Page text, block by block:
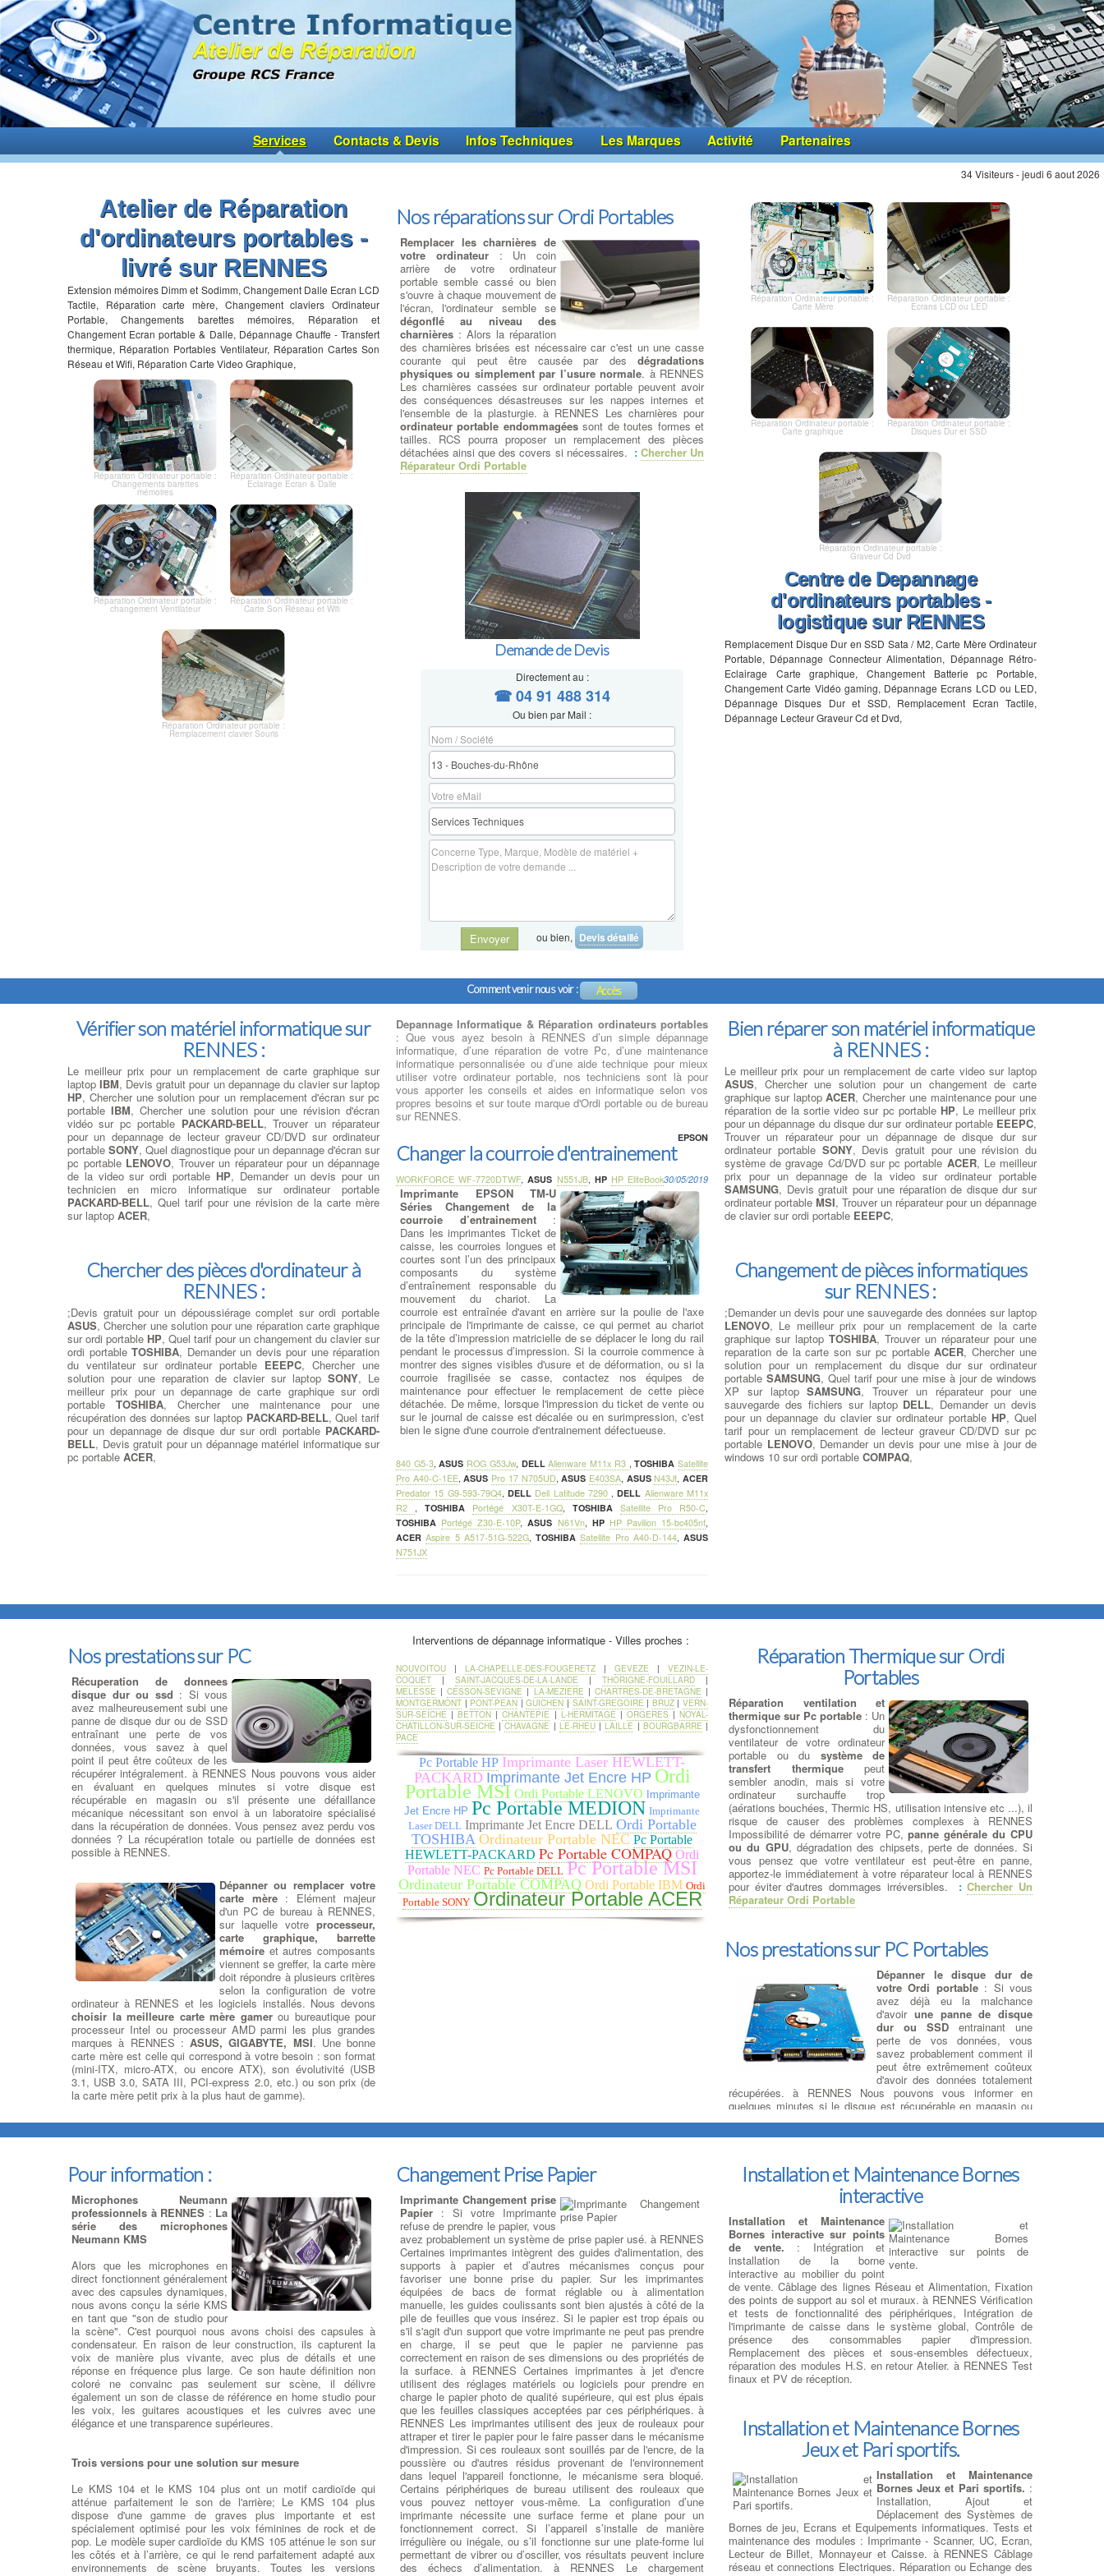
Services Contacts & Devis Infos Techniques Les Marques Activité Partenaires
34 Visiteurs - jeudi 6 aout 2026
Atelier de Réparation
d'ordinateurs portables -
livré sur RENNES
Extension mémoires Dimm et Sodimm, Changement Dalle Ecran LCD
Tactile, Réparation carte mère, Changement claviers Ordinateur
Portable, Changements barettes mémoires, Réparation et
Changement Ecran portable & Dalle, Dépannage Chauffe - Transfert
thermique, Réparation Portables Ventilateur, Réparation Cartes Son
Réseau et Wifi, Réparation Carte Video Graphique,
Réparation Ordinateur portable :
Changements barettes
mémoires
Réparation Ordinateur portable :
Eclairage Ecran & Dalle
Réparation Ordinateur portable :
changement Ventilateur
Réparation Ordinateur portable :
Carte Son Réseau et Wifi
Réparation Ordinateur portable :
Remplacement clavier Souris
Nos réparations sur Ordi Portables
Remplacer les charnières de
votre ordinateur: Un coin
arrière de votre ordinateur
portable semble cassé ou bien
s'ouvre à chaque mouvement de
l'écran, l'ordinateur semble se
dégonflé au niveau des
charnières : Alors la réparation
des charnières brisées est nécessaire car c'est un une casse
courante qui peut être causée par des dégradations
physiques ou simplement par l’usure normale. à RENNES
Les charnières cassées sur ordinateur portable peuvent avoir
des conséquences désastreuses sur les nappes internes et
l'ensemble de la plasturgie. à RENNES Les charnières pour
ordinateur portable endommagéessont de toutes formes et
tailles. RCS pourra proposer un remplacement des pièces
détachées ainsi que des covers si nécessaires. : Chercher Un
Réparateur Ordi Portable
Demande de Devis
Directement au :
☎ 04 91 488 314
Ou bien par Mail :
Envoyer ou bien, Devis détaillé
Réparation Ordinateur portable :
Carte Mère
Réparation Ordinateur portable :
Ecrans LCD ou LED
Réparation Ordinateur portable :
Carte graphique
Réparation Ordinateur portable :
Disques Dur et SSD
Réparation Ordinateur portable :
Graveur Cd Dvd
Centre de Depannage
d'ordinateurs portables -
logistique sur RENNES
Remplacement Disque Dur en SSD Sata / M2, Carte Mère Ordinateur
Portable, Dépannage Connecteur Alimentation, Dépannage Rétro-
Eclairage Carte graphique, Changement Batterie pc Portable,
Changement Carte Vidéo gaming, Dépannage Ecrans LCD ou LED,
Dépannage Disques Dur et SSD, Remplacement Ecran Tactile,
Dépannage Lecteur Graveur Cd et Dvd,
Comment venir nous voir : Accès
Vérifier son matériel informatique sur
RENNES :
Le meilleur prix pour un remplacement de carte graphique sur
laptopIBM, Devis gratuit pour un depannage du clavier sur laptop
HP, Chercher une solution pour un remplacement d'écran sur pc
portable IBM, Chercher une solution pour une révision d'écran
vidéo sur pc portable PACKARD-BELL, Trouver un réparateur
pour un depannage de lecteur graveur CD/DVD sur ordinateur
portable SONY, Quel diagnostique pour un depannage d'écran sur
pc portable LENOVO, Trouver un réparateur pour un dépannage
de la video sur ordi portable HP, Demander un devis pour un
technicien en micro informatique sur ordinateur portable
PACKARD-BELL, Quel tarif pour une révision de la carte mère
sur laptop ACER,
Chercher des pièces d'ordinateur à
RENNES :
;Devis gratuit pour un dépoussiérage complet sur ordi portable
ASUS, Chercher une solution pour une réparation carte graphique
sur ordi portable HP, Quel tarif pour un changement du clavier sur
ordi portable TOSHIBA, Demander un devis pour une réparation
du ventilateur sur ordinateur portable EEEPC, Chercher une
solution pour une reparation de clavier sur laptop SONY, Le
meilleur prix pour un depannage de carte graphique sur ordi
portableTOSHIBA, Chercher une maintenance pour une
récupération des données sur laptop PACKARD-BELL, Quel tarif
pour un depannage de disque dur sur ordi portable PACKARD-
BELL, Devis gratuit pour un dépannage matériel informatique sur
pc portable ACER,
Depannage Informatique & Réparation ordinateurs portables
: Que vous ayez besoin à RENNES d’un simple dépannage
informatique, d’une réparation de votre Pc, d’une maintenance
informatique personnalisée ou d’une aide technique pour mieux
utiliser votre ordinateur portable, nos techniciens sont là pour
vous apporter les conseils et aides en informatique selon vos
propres besoins et sur toute marque d'Ordi portable ou de bureau
sur RENNES.
Changer la courroie d'entrainement
30/05/2019
Imprimante EPSON TM-U
Séries Changement de la
courroie d’entrainement:
Dans les imprimantes Ticket de
caisse, les courroies longues et
courtes sont l’un des principaux
composants du système
d’entraînement responsable du
mouvement du chariot. La
courroie est entraînée d'avant en arrière sur la poulie de l'axe
principale de l'imprimante de caisse, ce qui permet au chariot
de la tête d’impression matricielle de se déplacer le long du rail
pendant le processus d’impression. Si la courroie commence à
montrer des signes visibles d'usure et de déformation, ou si la
courroie fragilisée se casse, contactez nos équipes de
maintenance pour effectuer le remplacement de cette pièce
détachée. De même, lorsque l'impression du ticket de vente ou
sur le journal de caisse est décalée ou en surimpression, c'est
bien le signe d'une courroie d'entrainement défectueuse.
EPSON
WORKFORCE WF-7720DTWF,ASUS N551JB, HP HP EliteBook
840 G5-3,ASUS ROG G53Jw, DELL Alienware M11x R3 ,TOSHIBA Satellite
Pro A40-C-1EE,ASUS Pro 17 N705UD,ASUS E403SA, ASUS N43Jf,ACER
Predator 15 G9-593-79Q4, DELL Dell Latitude 7290 ,DELL Alienware M11x
R2 ,TOSHIBA Portégé X30T-E-1GQ, TOSHIBA Satellite Pro R50-C,
TOSHIBA Portégé Z30-E-10P,ASUS N61Vn, HP HP Pavilion 15-bc405nf,
ACER Aspire 5 A517-51G-522G, TOSHIBA Satellite Pro A40-D-144, ASUS
N751JX
Bien réparer son matériel informatique
à RENNES :
Le meilleur prix pour un remplacement de carte video sur laptop
ASUS, Chercher une solution pour un changement de carte
graphique sur laptopACER, Chercher une maintenance pour une
réparation de la sortie video sur pc portable HP, Le meilleur prix
pour un dépannage du disque dur sur ordinateur portable EEEPC,
Trouver un réparateur pour un dépannage de disque dur sur
ordinateur portable SONY, Devis gratuit pour une révision du
système de gravage Cd/DVD sur pc portable ACER, Le meilleur
prix pour un depannage de la video sur ordinateur portable
SAMSUNG, Devis gratuit pour une réparation de disque dur sur
ordinateur portable MSI, Trouver un réparateur pour un dépannage
de clavier sur ordi portable EEEPC,
Changement de pièces informatiques
sur RENNES :
;Demander un devis pour une sauvegarde des données sur laptop
LENOVO, Le meilleur prix pour un remplacement de la carte
graphique sur laptop TOSHIBA, Trouver un réparateur pour une
reparation de la carte son sur pc portableACER, Chercher une
solution pour un remplacement du disque dur sur ordinateur
portable SAMSUNG, Quel tarif pour une mise à jour de windows
XP sur laptopSAMSUNG, Trouver un réparateur pour une
sauvegarde des fichiers sur laptop DELL, Demander un devis
pour un depannage du clavier sur ordinateur portable HP, Quel
tarif pour un remplacement de lecteur graveur CD/DVD sur pc
portable LENOVO, Demander un devis pour une mise à jour de
windows 10 sur ordi portable COMPAQ,
Nos prestations sur PC
Récuperation de donnees
disque dur ou ssd : Si vous
avez malheureusement subi une
panne de disque dur ou de SSD
entraînant une perte de vos
données, vous savez à quel
point il peut être coûteux de les
récupérer intégralement. à RENNES Nous pouvons vous aider
en évaluant en quelques minutes si votre disque est
récupérable en magasin ou s'il présente une défaillance
mécanique nécessitant son envoi à un laboratoire spécialisé
dans la récupération de données. Vous pensez avez perdu vos
données ? La récupération totale ou partielle de données est
possible à RENNES.
Dépanner ou remplacer votre
carte mère: Elément majeur
d'un PC de bureau à RENNES,
sur laquelle votre processeur,
carte graphique, barrette
mémoire et autres composants
viennent se greffer, la carte mère
doit répondre à plusieurs critères
selon la configuration de votre
ordinateur à RENNES et les logiciels installés. Nous devons
choisir la meilleure carte mère gamerou bureautique pour
processeur Intel ou processeur AMD parmi les plus grandes
marques à RENNES : ASUS, GIGABYTE, MSI. Une bonne
carte mère est celle qui correspond à votre besoin : son format
(mini-ITX, micro-ATX, ou encore ATX), son évolutivité (USB
3.1, USB 3.0, SATA III, PCI-express 2.0, etc.) ou son prix (de
la carte mère petit prix à la plus haut de gamme).
Ajouter ou Remplacer un
lecteur - Graveur cd dvd:
DC/DVD: Pour la lecture et la
gravure de tous vos médias
Cdrom ou DVD, nous avons
sélectionné pour vous le meilleur
des lecteurs et graveurs
CD/DVD et Blu-ray. à RENNES Que vous recherchiez un
lecteur-graveur Optique interne ou externe, nous remplaçons
votre lecteur HS par un lecteur/Graveur des plus grandes
marques : LG, Samsung, Asus, Lite-On et Pioneer … à
RENNES CD-ROM, DVD-ROM et les lecteurs Blu-ray sont
disponibles dans les types de lecteurs réinscriptibles. RW ont
toutes les fonctionnalités de leurs homologues en lecture seule,
mais peut aussi écrire des données sur le disque. Écrire des
vitesses sont généralement plus lent que vitesses de lecture
pour maintenir la stabilité .
Remplacer un ventilateur pour
CPU Ventirad :Changement
Ventilation et Thermique:
Souvent, un ventilateur
ou des vibrations en vitesse de
avertissement et un ventilateur s'arrête silencieusement. Si l'un
des ventilateurs s'est arrêté, vérifiez qu'il est connecté. à
RENNES Si le ventilateur est connecté et ne tourne toujours
pas, il doit être remplacé. Le ventilateur d'évacuation est monté
à l'arrière du boîtier pour évacuer l'air chaud. Les ventilateurs
d'extraction peuvent également être montés sur le dessus du
boîtier, tandis que les ventilateurs d'admission sont
Interventions de dépannage informatique - Villes proches :
NOUVOITOU | LA-CHAPELLE-DES-FOUGERETZ | GEVEZE | VEZIN-LE-
COQUET | SAINT-JACQUES-DE-LA-LANDE | THORIGNE-FOUILLARD |
MELESSE |CESSON-SEVIGNE | LA-MEZIERE | CHARTRES-DE-BRETAGNE |
MONTGERMONT | PONT-PEAN |GUICHEN | SAINT-GREGOIRE | BRUZ|VERN-
SUR-SEICHE |BETTON |CHANTEPIE | L-HERMITAGE | ORGERES |NOYAL-
CHATILLON-SUR-SEICHE |CHAVAGNE | LE-RHEU|LAILLE | BOURGBARRE |
PACE
Pc Portable HP Imprimante Laser HEWLETT-
PACKARD Imprimante Jet Encre HP Ordi
Portable MSI Ordi Portable LENOVO
Imprimante
Jet Encre HP Pc Portable MEDION Imprimante
Laser DELL Imprimante Jet Encre DELL Ordi Portable
TOSHIBA Ordinateur Portable NEC Pc Portable
HEWLETT-PACKARD Pc Portable COMPAQ Ordi
Portable NEC Pc Portable DELL Pc Portable MSI
Ordinateur Portable COMPAQ Ordi Portable IBM Ordi
Portable SONY Ordinateur Portable ACER
Réparation Thermique sur Ordi
Portables
Réparation ventilation et
thermique sur Pc portable : Un
dysfonctionnement du
ventilateur de votre ordinateur
portable ou du système de
transfert thermiquepeut
sembler anodin, mais si votre
ordinateur surchauffe trop
(aérations bouchées, Thermic HS, utilisation intensive etc ...), il
risque de causer des problèmes complexes à RENNES
Impossibilité de démarrer votre PC,panne générale du CPU
ou du GPU, dégradation des chipsets, perte de données. Si
vous pensez que votre ventilateur est peut-être en panne,
apportez-le immédiatement à votre réparateur local à RENNES
pour éviter d'autres dommages irréversibles. :Chercher Un
Réparateur Ordi Portable
Nos prestations sur PC Portables
Dépanner le disque dur de
votre Ordi portable: Si vous
avez déjà eu la malchance
d'avoir une panne de disque
dur ou SSD entrainant une
perte de vos données, vous
savez probablement comment il
peut être extrêmement coûteux
d'avoir des données totalement
récupérées. à RENNES Nous pouvons vous informer en
quelques minutes si le disque est récupérable en magasin ou
s'il estdéfectueux mécaniquementet doit être envoyé au
Changement de disque dur sur PC
Portables
Dépanner et changer le SSD
de votre ordinateur:
Remplacement de Disque Dur et
SSD : Nous offrons un service
de remplacement de disque dur
et SSD de qualité, mettant
l'accent sur la performance et la
fiabilité de votre ordinateur. à
RENNES Notre équipe expérimentée assure un remplacement
professionnel en optant uniquement pour des marques
renommées offrant des capacités équivalentes ou supérieures à
par SSD SATA ou M.2 , à RENNES Si vous cherchez à
améliorer considérablement les performances de votre
ordinateur, nous pouvons remplacer votre ancien disque dur
HDD par un SSD SATA ou M.2, en fonction de la compatibilité
avec votre carte mère. Les SSD offrent une vitesse de lecture
et d'écriture bien supérieure, ce qui se traduit par un démarrage
plus rapide du système d'exploitation et des applications, ainsi
qu'une réactivité accrue de l'ensemble de votre ordinateur.
Extension de Stockage Facile : Ajout d'un Disque Dur
Secondaire, En plus du remplacement du disque dur principal
par un SSD, nous offrons à RENNES également la possibilité
d'ajouter un disque dur secondaire en complément du SSD
Pour information :
Microphones Neumann
professionnels à RENNES : La
série des microphones
Neumann KMS
Alors que les microphones en
direct fonctionnent généralement
avec des capsules dynamiques,
nous avons conçu la série KMS
en tant que "son de studio pour
la scène". C'est pourquoi nous avons choisi des capsules à
condensateur. En raison de leur construction, ils capturent la
voix de manière plus vivante, avec plus de détails et une
réponse en fréquence plus large. Ce son haute définition non
coloré ne convainc pas seulement sur scène, il délivre
également un son de classe de référence en home studio pour
les voix, les guitares acoustiques et les cuivres avec une
élégance et une transparence supérieures.
Trois versions pour une solution sur mesure
Le KMS 104 et le KMS 104 plus ont un motif cardioïde qui
atténue parfaitement le son de l'arrière; Le KMS 104 plus
dispose d'une gamme de graves plus importante et est
spécialement optimisé pour les voix féminines de rock et de
pop. Le modèle super cardioïde du KMS 105 atténue le son sur
les côtés et à l’arrière, ce qui le rend parfaitement adapté aux
environnements de scène bruyants. Toutes les versions
Changement Prise Papier
Imprimante Changement prise
Papier : Si votre Imprimante
refuse de prendre le papier, vous
avez probablement un système de prise papier usé. à RENNES
Certaines imprimantes intègrent des guides d'alimentation, des
supports à papier et d’autres mécanismes conçus pour
favoriser une bonne prise du papier. Sur les imprimantes
équipées de bacs de format réglable ou à alimentation
manuelle, les guides coulissants sont bien ajustés à côté de la
pile de feuilles que vous insérez. Si le papier est trop épais ou
s'il s'agit d'un support que votre imprimante ne peut pas prendre
en charge, il se peut que le papier ne parvienne pas
correctement en raison de ses dimensions ou des propriétés de
la surface. à RENNES Certaines imprimantes à jet d'encre
utilisent des réglages matériels ou logiciels pour prendre en
charge le papier photo de qualité supérieure, qui est plus épais
que les feuilles classiques acceptées par ces périphériques. à
RENNES Les imprimantes utilisent des jeux de rouleaux pour
attraper et tirer le papier pour le faire passer dans le mécanisme
d'impression. Si ces rouleaux sont souillés par de l'encre, de la
poussière ou d'autres résidus provenant de l'environnement
dans lequel l'appareil fonctionne, le mécanisme sera bloqué.
Certains périphériques de bureau utilisent des rouleaux que
vous pouvez nettoyer vous-même. La configuration d’une
imprimante nécessite une surface ferme et plane pour un
fonctionnement correct. Si l’appareil s’installe de manière
irrégulière ou inégale, ou s’il fonctionne sur une plate-forme lui
permettant de vibrer ou d’osciller, vos résultats peuvent inclure
des échecs d’alimentation. à RENNES Le chargement
Installation et Maintenance Bornes
interactive
Installation et Maintenance
Bornes interactive sur points
de vente. : Intégration et
installation de la borne
interactive au mobilier du point
de vente. Câblage des lignes Réseau et Alimentation, Fixation
des points de support au sol et muraux. à RENNES Vérification
et tests de fonctionnalité des périphériques, Intégration de
l'imprimante de caisse dans le système global, Contrôle de
présence des consommables papier d'impression.
Remplacement des pièces et sous-ensembles défectueux,
réparation des modules H.S. en retour Atelier. à RENNES Test
finaux et PV de réception.
Installation et Maintenance Bornes
Jeux et Pari sportifs.
Installation et Maintenance
Bornes Jeux et Pari sportifs. :
Installation, Ajout et
Déplacement des Systèmes de
Bornes de jeu, Ecrans et Equipements informatiques. Tests et
maintenance des modules : Imprimante - Scanner, UC, Ecran,
Lecteur de Billet, Monnayeur et Caisse. à RENNES Câblage
réseau et connections Electriques. Réparation ou Echange des